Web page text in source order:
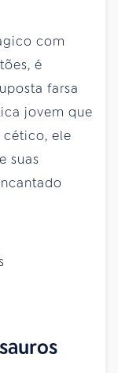
com
é
farsa
jovem que
cético, ele
suas